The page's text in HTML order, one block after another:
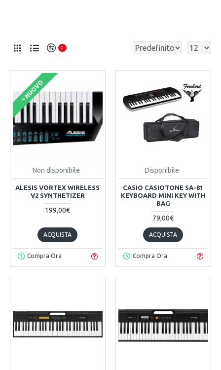
0
NUOVO
Non disponibile
ALESIS VORTEX WIRELESS
V2 SYNTHETIZER
199,00€
ACQUISTA
Compra Ora
Disponibile
CASIO CASIOTONE SA-81
KEYBOARD MINI KEY WITH
BAG
79,00€
ACQUISTA
Compra Ora